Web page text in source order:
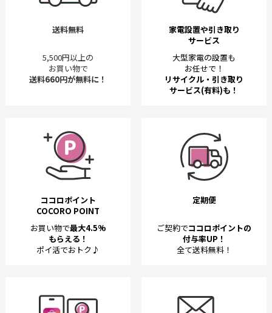
送料無料
5,500円以上の
お買い物で
送料660円が無料に！
家電設置や引き取り
サービス
大型家電の設置も
お任せで！
リサイクル・引き取り
サービス(有料)も！
ココロポイント
COCORO POINT
お買い物で最大4.5%
もらえる！
ポイ活でおトク♪
定期便
ご契約でココロポイントの
付与率UP！
全て送料無料！